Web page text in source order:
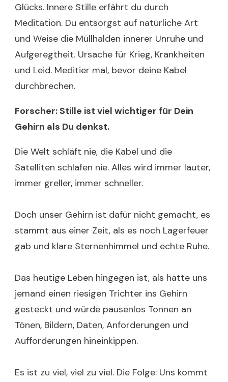
Glücks. Innere Stille erfährt du durch
Meditation. Du entsorgst auf natürliche Art
und Weise die Müllhalden innerer Unruhe und
Aufgeregtheit. Ursache für Krieg, Krankheiten
und Leid. Meditier mal, bevor deine Kabel
durchbrechen.
Forscher: Stille ist viel wichtiger für Dein
Gehirn als Du denkst.
Die Welt schläft nie, die Kabel und die
Satelliten schlafen nie. Alles wird immer lauter,
immer greller, immer schneller.
Doch unser Gehirn ist dafür nicht gemacht, es
stammt aus einer Zeit, als es noch Lagerfeuer
gab und klare Sternenhimmel und echte Ruhe.
Das heutige Leben hingegen ist, als hätte uns
jemand einen riesigen Trichter ins Gehirn
gesteckt und würde pausenlos Tonnen an
Tönen, Bildern, Daten, Anforderungen und
Aufforderungen hineinkippen.
Es ist zu viel, viel zu viel. Die Folge: Uns kommt